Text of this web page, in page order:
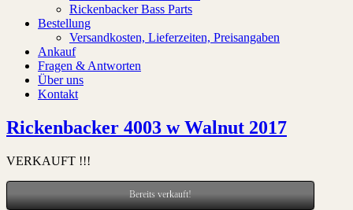
Rickenbacker Bass Parts
Bestellung
Versandkosten, Lieferzeiten, Preisangaben
Ankauf
Fragen & Antworten
Über uns
Kontakt
Rickenbacker 4003 w Walnut 2017
VERKAUFT !!!
Bereits verkauft!